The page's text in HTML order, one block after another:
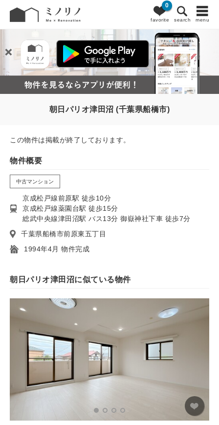
favorite
0
search menu
朝日パリオ津田沼 (千葉県船橋市)
この物件は掲載が終了しております。
物件概要
中古マンション
京成松戸線前原駅 徒歩10分
京成松戸線薬園台駅 徒歩15分
総武中央線津田沼駅 バス13分 御嶽神社下車 徒歩7分
千葉県船橋市前原東五丁目
1994年4月 物件完成
朝日パリオ津田沼に似ている物件